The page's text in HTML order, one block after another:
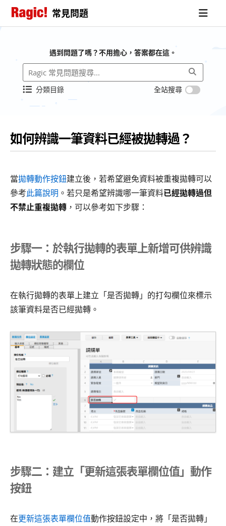
常見問題
遇到問題了嗎？不用擔心，答案都在這。
分類目錄 全站搜尋
如何辨識一筆資料已經被拋轉過？
當拋轉動作按鈕建立後，若希望避免資料被重複拋轉可以
參考此篇說明 。若只是希望辨識哪一筆資料已經拋轉過但
不禁止重複拋轉 ，可以參考如下步驟：
步驟一：於執行拋轉的表單上新增可供辨識
拋轉狀態的欄位
在執行拋轉的表單上建立「是否拋轉」的打勾欄位來標示
該筆資料是否已經拋轉。
步驟二：建立「更新這張表單欄位值」動作
按鈕
在更新這張表單欄位值動作按鈕設定中，將「是否拋轉」